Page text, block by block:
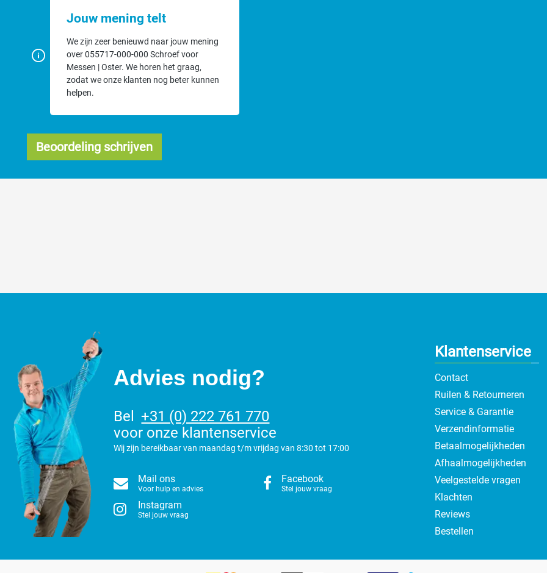
Jouw mening telt
We zijn zeer benieuwd naar jouw mening
over 055717-000-000 Schroef voor
Messen | Oster. We horen het graag,
zodat we onze klanten nog beter kunnen
helpen.
Beoordeling schrijven
Klantenservice
Contact
Ruilen & Retourneren
Service & Garantie
Verzendinformatie
Betaalmogelijkheden
Afhaalmogelijkheden
Veelgestelde vragen
Klachten
Reviews
Bestellen
Advies nodig?
Bel
+31 (0) 222 761 770
voor onze klantenservice
Wij zijn bereikbaar van maandag t/m vrijdag van 8:30 tot 17:00
Mail ons
Voor hulp en advies
Facebook
Stel jouw vraag
Instagram
Stel jouw vraag